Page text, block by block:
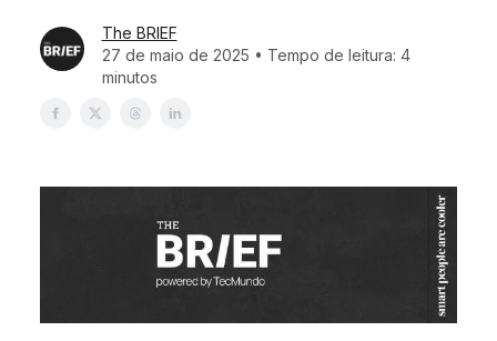
The BRIEF
27 de maio de 2025 • Tempo de leitura: 4
minutos